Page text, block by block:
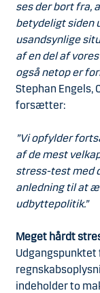
ses der bort fra,
betydeligt siden
usandsynlige
af en del af
også netop er
Stephan Engels,
forsætter:
”Vi opfylder
af de mest
stress-test med
anledning til at
udbyttepolitik.”
Meget hårdt
indeholder to